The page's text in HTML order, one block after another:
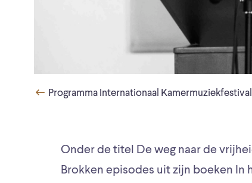
Programma Internationaal
Onder de titel De weg naar de
Brokken episodes uit zijn boeken In